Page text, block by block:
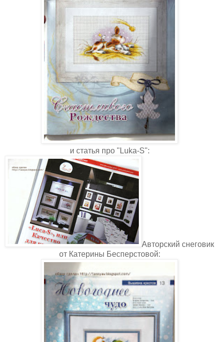
и статья про "Luka-S":
Авторский снеговик
от Катерины Бесперстовой: